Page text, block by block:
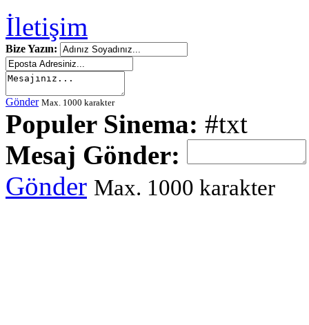
İletişim
Bize Yazın:
Gönder Max. 1000 karakter
Populer Sinema: #txt
Mesaj Gönder:
Gönder Max. 1000 karakter